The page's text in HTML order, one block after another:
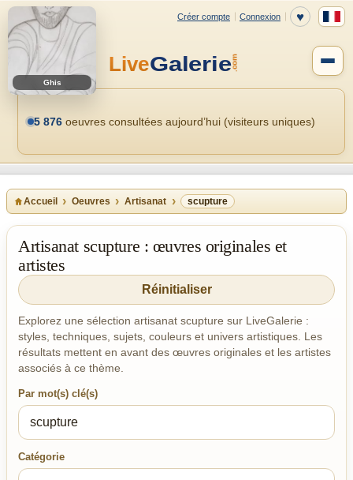
Ghis
5 876 oeuvres consultées aujourd’hui (visiteurs uniques)
Accueil Oeuvres Artisanat scupture
Artisanat scupture : œuvres originales et
artistes
Réinitialiser
Explorez une sélection artisanat scupture sur LiveGalerie :
styles, techniques, sujets, couleurs et univers artistiques. Les
résultats mettent en avant des œuvres originales et les artistes
associés à ce thème.
Par mot(s) clé(s)
Catégorie